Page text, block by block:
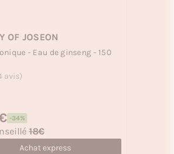
OF JOSEON
- Eau de ginseng - 150
avis)
-34%
18€
Achat express